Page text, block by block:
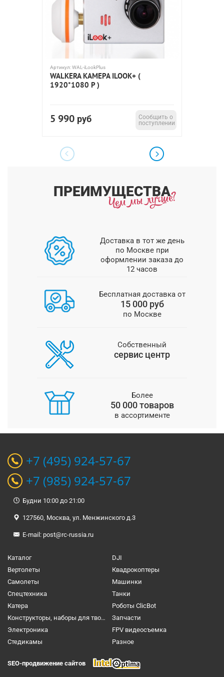
Артикул:WAL-iLookPlus
WALKERA КАМЕРА ILOOK+ (
1920*1080 P )
5 990 руб
Сообщить о
поступлении
ПРЕИМУЩЕСТВА
Доставка в тот же день
по Москве при
оформлении заказа до
12 часов
Бесплатная доставка от
15 000 руб
по Москве
Собственный
сервис центр
Более
50 000 товаров
в ассортименте
+7 (495) 924-57-67
+7 (985) 924-57-67
Будни 10:00 до 21:00
127560, Москва, ул. Менжинского д.3
E-mail: post@rc-russia.ru
Каталог
DJI
Вертолеты
Квадрокоптеры
Самолеты
Машинки
Спецтехника
Танки
Катера
Роботы ClicBot
Конструкторы, наборы для творчества и настольные игры
Запчасти
Электроника
FPV видеосъемка
Cтедикамы
Разное
SEO-продвижение сайтов